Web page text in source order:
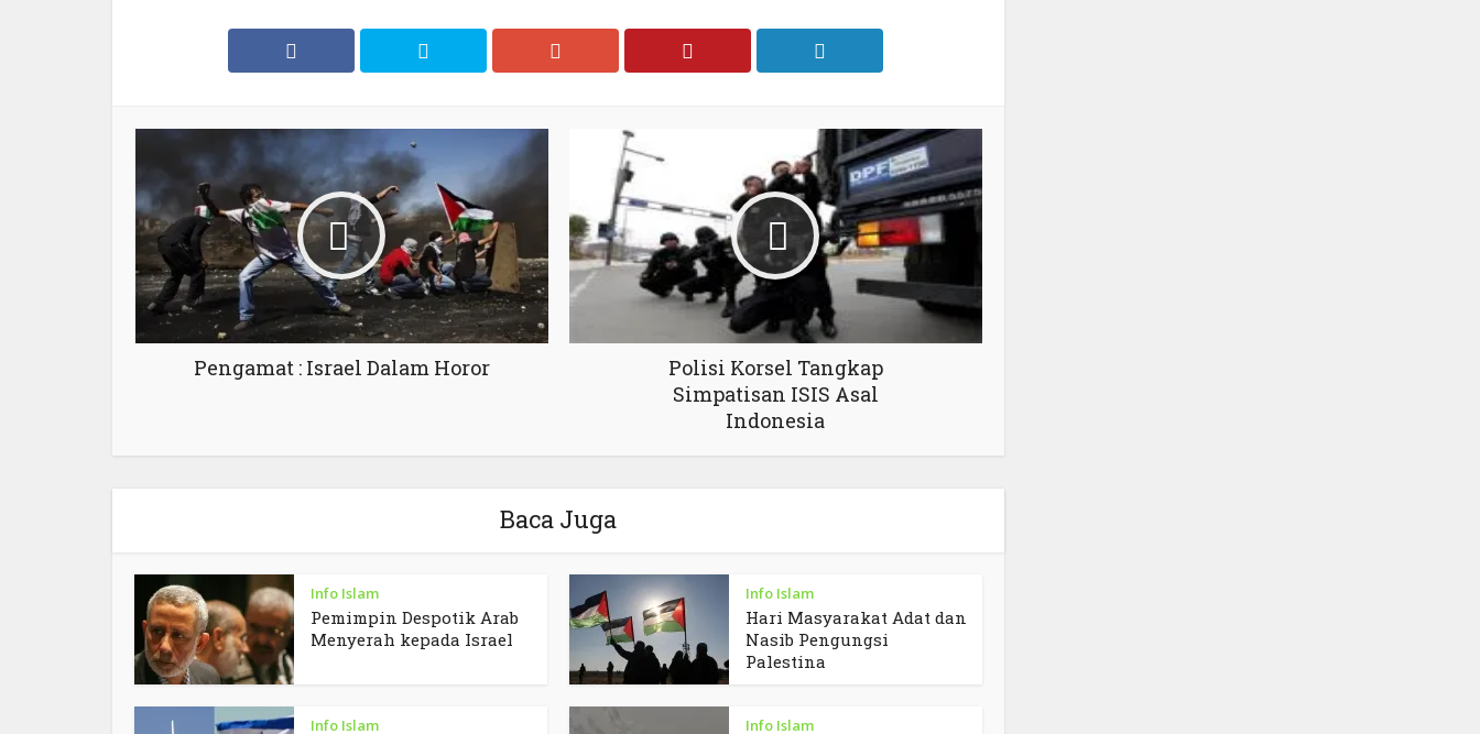
Pengamat : Israel Dalam Horor
Polisi Korsel Tangkap
Simpatisan ISIS Asal
Indonesia
Baca Juga
Info Islam
Pemimpin Despotik Arab
Menyerah kepada Israel
Info Islam
Hari Masyarakat Adat dan
Nasib Pengungsi
Palestina
Info Islam Info Islam